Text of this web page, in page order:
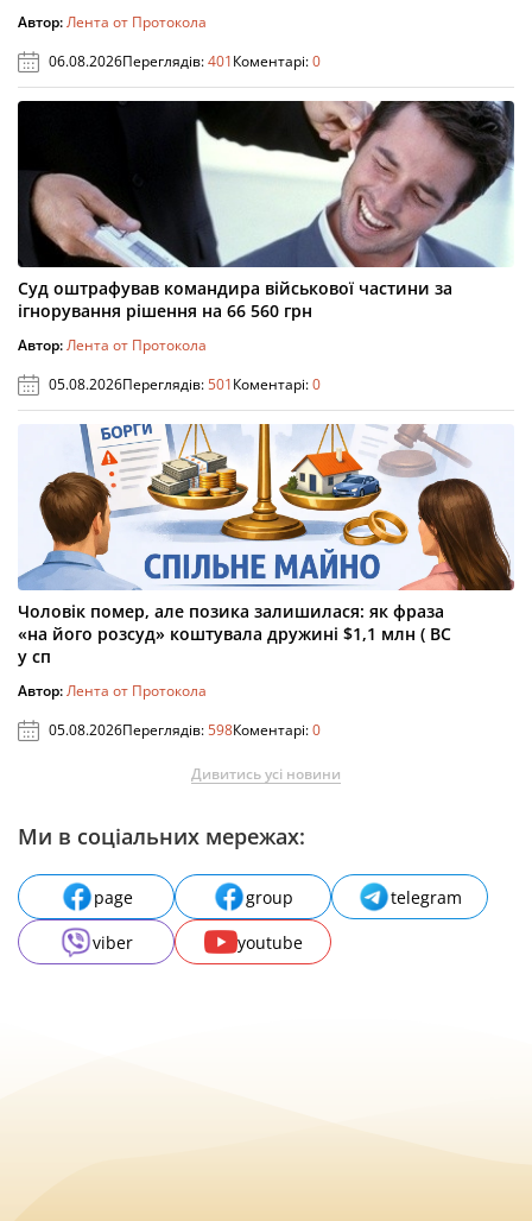
Автор:Лента от Протокола
06.08.2026Переглядів:401Коментарі:0
Суд оштрафував командира військової частини за
ігнорування рішення на 66 560 грн
Автор:Лента от Протокола
05.08.2026Переглядів:501Коментарі:0
Чоловік помер, але позика залишилася: як фраза
«на його розсуд» коштувала дружині $1,1 млн ( ВС
у сп
Автор:Лента от Протокола
05.08.2026Переглядів:598Коментарі:0
Дивитись усі новини
Ми в соціальних мережах:
page group
telegram
viber
youtube